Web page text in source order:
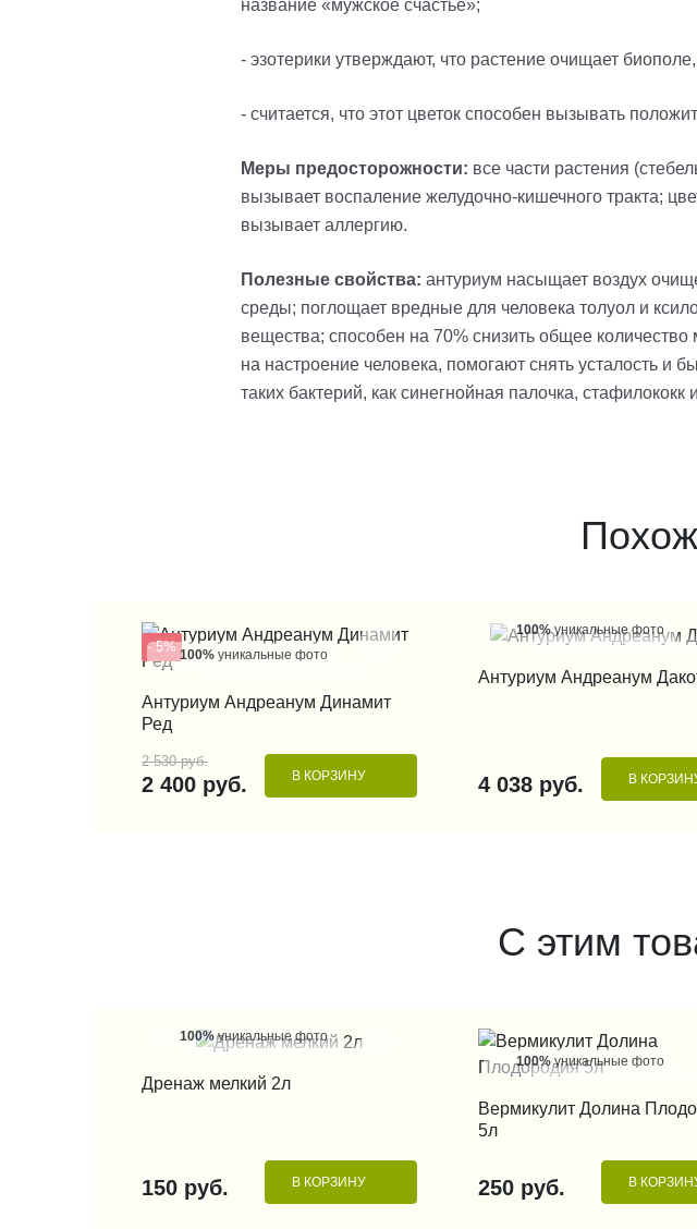
название «мужское счастье»;
- эзотерики утверждают, что растение очищает
- считается, что этот цветок способен вызывать
Меры предосторожности: все части растения
вызывает воспаление желудочно-кишечного тракта;
вызывает аллергию.
Полезные свойства: антуриум насыщает воздух
среды; поглощает вредные для человека толуол и
вещества; способен на 70% снизить общее
на настроение человека, помогают снять усталость и
таких бактерий, как синегнойная палочка, стафилококк
- 5% 100% уникальные фото
КУПИТЬ В 1 КЛИК
Антуриум Андреанум Динамит
Ред
2 530 руб.
2 400 руб. В КОРЗИНУ
100%уникальные фото
Антуриум Андреанум
4 038 руб. В
С этим
100%уникальные фото
Дренаж мелкий 2л
150 руб. В КОРЗИНУ
100%уникальные фото
КУПИТЬ В 1 КЛИК
Вермикулит Долина
5л
250 руб. В